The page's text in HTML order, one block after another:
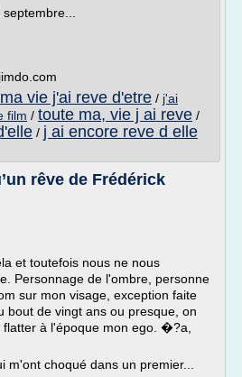
vie j'ai reve d'etre / j'ai
film / toute ma, vie j ai reve /
/ j ai encore reve d elle
rêve de Frédérick
et toutefois nous ne nous
Personnage de l'ombre, personne
sur mon visage, exception faite
bout de vingt ans ou presque, on
à l'époque mon ego. �?a,
m'ont choqué dans un premier...